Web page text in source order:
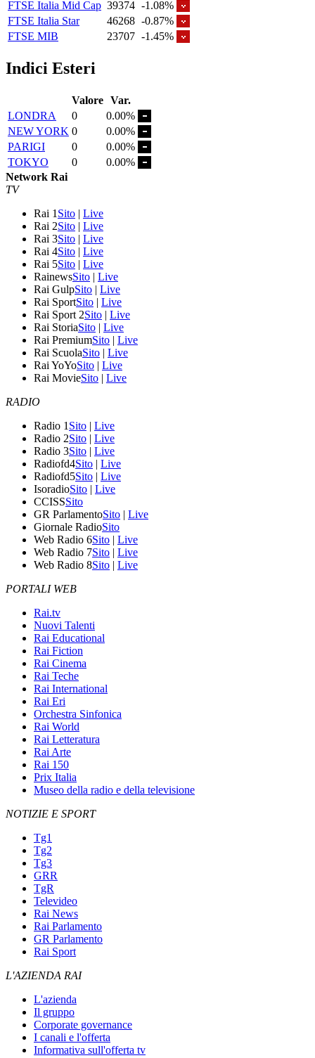
FTSE Italia Mid Cap 39374 -1.08%
FTSE Italia Star
46268 -0.87%
FTSE MIB
23707 -1.45%
Indici Esteri
Valore Var.
LONDRA
0
0.00%
NEW YORK 0
0.00%
PARIGI
0
0.00%
TOKYO
0
0.00%
Network Rai
TV
Rai 1 Sito | Live
Rai 2Sito | Live
Rai 3Sito | Live
Rai 4Sito | Live
Rai 5Sito | Live
RainewsSito | Live
Rai GulpSito | Live
Rai SportSito | Live
Rai Sport 2Sito | Live
Rai StoriaSito | Live
Rai PremiumSito | Live
Rai ScuolaSito | Live
Rai YoYoSito | Live
Rai MovieSito | Live
RADIO
Radio 1 Sito | Live
Radio 2Sito | Live
Radio 3Sito | Live
Radiofd4Sito | Live
Radiofd5Sito | Live
IsoradioSito | Live
CCISSSito
GR ParlamentoSito | Live
Giornale RadioSito
Web Radio 6Sito | Live
Web Radio 7Sito | Live
Web Radio 8Sito | Live
PORTALI WEB
Rai.tv
Nuovi Talenti
Rai Educational
Rai Fiction
Rai Cinema
Rai Teche
Rai International
Rai Eri
Orchestra Sinfonica
Rai World
Rai Letteratura
Rai Arte
Rai 150
Prix Italia
Museo della radio e della televisione
NOTIZIE E SPORT
Tg1
Tg2
Tg3
GRR
TgR
Televideo
Rai News
Rai Parlamento
GR Parlamento
Rai Sport
L'AZIENDA RAI
L'azienda
Il gruppo
Corporate governance
I canali e l'offerta
Informativa sull'offerta tv